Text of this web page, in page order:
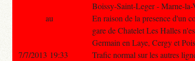
Boissy-Saint-Leger - Marne-la-
En raison de la presence d'un
gare de Chatelet Les Halles
Germain en Laye, Cergy et
Trafic normal sur les autres
au
7/7/2013 19:33